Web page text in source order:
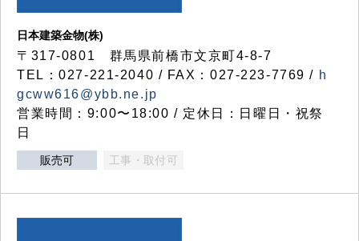
日本建築金物(株)
〒317‐0801 群馬県前橋市文京町4-8-7
TEL：027-221-2040 / FAX：027-223-7769 / h
gcww616@ybb.ne.jp
営業時間：9:00〜18:00 / 定休日：日曜日・祝祭
日
販売可 工事・取付可